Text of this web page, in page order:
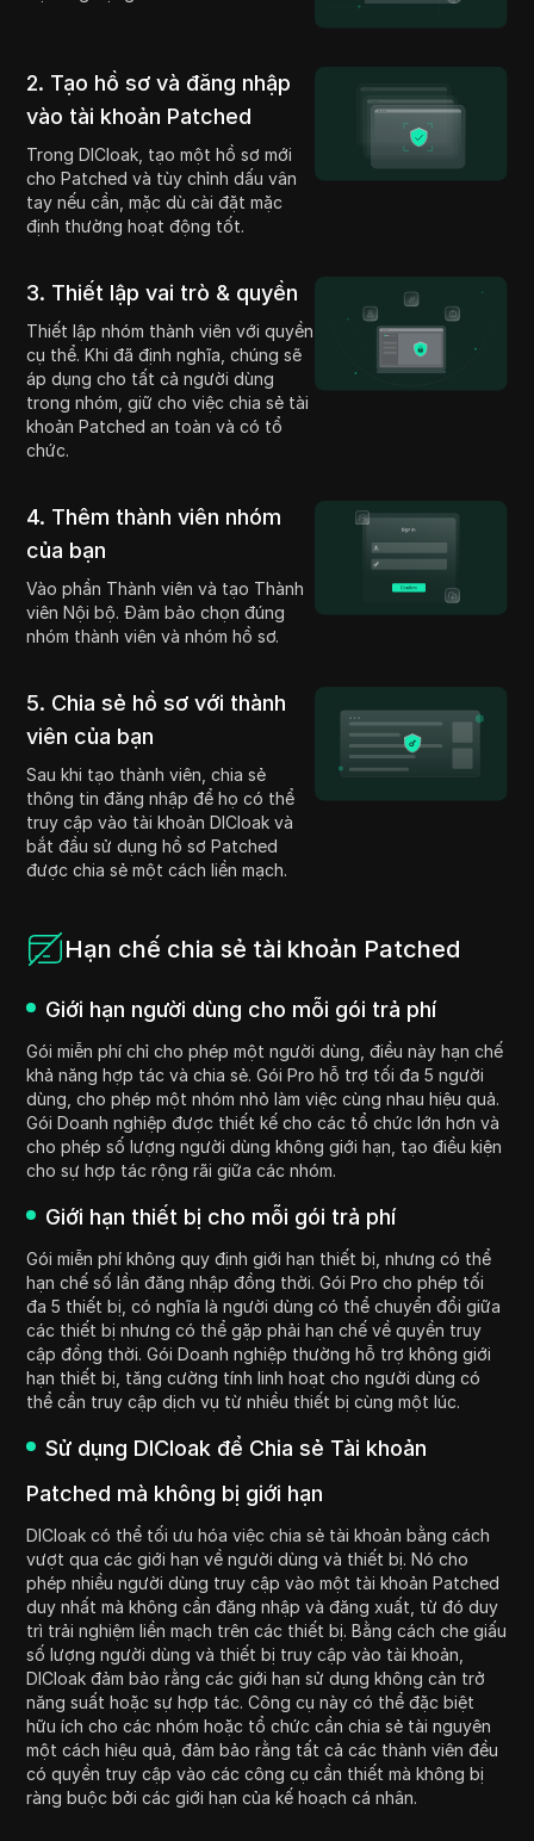
2. Tạo hồ sơ và đăng nhập
vào tài khoản Patched
Trong DICloak, tạo một hồ sơ mới
cho Patched và tùy chỉnh dấu vân
tay nếu cần, mặc dù cài đặt mặc
định thường hoạt động tốt.
3. Thiết lập vai trò & quyền
Thiết lập nhóm thành viên với quyền
cụ thể. Khi đã định nghĩa, chúng sẽ
áp dụng cho tất cả người dùng
trong nhóm, giữ cho việc chia sẻ tài
khoản Patched an toàn và có tổ
chức.
4. Thêm thành viên nhóm
của bạn
Vào phần Thành viên và tạo Thành
viên Nội bộ. Đảm bảo chọn đúng
nhóm thành viên và nhóm hồ sơ.
5. Chia sẻ hồ sơ với thành
viên của bạn
Sau khi tạo thành viên, chia sẻ
thông tin đăng nhập để họ có thể
truy cập vào tài khoản DICloak và
bắt đầu sử dụng hồ sơ Patched
được chia sẻ một cách liền mạch.
Hạn chế chia sẻ tài khoản Patched
Giới hạn người dùng cho mỗi gói trả phí
Gói miễn phí chỉ cho phép một người dùng, điều này hạn chế
khả năng hợp tác và chia sẻ. Gói Pro hỗ trợ tối đa 5 người
dùng, cho phép một nhóm nhỏ làm việc cùng nhau hiệu quả.
Gói Doanh nghiệp được thiết kế cho các tổ chức lớn hơn và
cho phép số lượng người dùng không giới hạn, tạo điều kiện
cho sự hợp tác rộng rãi giữa các nhóm.
Giới hạn thiết bị cho mỗi gói trả phí
Gói miễn phí không quy định giới hạn thiết bị, nhưng có thể
hạn chế số lần đăng nhập đồng thời. Gói Pro cho phép tối
đa 5 thiết bị, có nghĩa là người dùng có thể chuyển đổi giữa
các thiết bị nhưng có thể gặp phải hạn chế về quyền truy
cập đồng thời. Gói Doanh nghiệp thường hỗ trợ không giới
hạn thiết bị, tăng cường tính linh hoạt cho người dùng có
thể cần truy cập dịch vụ từ nhiều thiết bị cùng một lúc.
Sử dụng DICloak để Chia sẻ Tài khoản
Patched mà không bị giới hạn
DICloak có thể tối ưu hóa việc chia sẻ tài khoản bằng cách
vượt qua các giới hạn về người dùng và thiết bị. Nó cho
phép nhiều người dùng truy cập vào một tài khoản Patched
duy nhất mà không cần đăng nhập và đăng xuất, từ đó duy
trì trải nghiệm liền mạch trên các thiết bị. Bằng cách che giấu
số lượng người dùng và thiết bị truy cập vào tài khoản,
DICloak đảm bảo rằng các giới hạn sử dụng không cản trở
năng suất hoặc sự hợp tác. Công cụ này có thể đặc biệt
hữu ích cho các nhóm hoặc tổ chức cần chia sẻ tài nguyên
một cách hiệu quả, đảm bảo rằng tất cả các thành viên đều
có quyền truy cập vào các công cụ cần thiết mà không bị
ràng buộc bởi các giới hạn của kế hoạch cá nhân.